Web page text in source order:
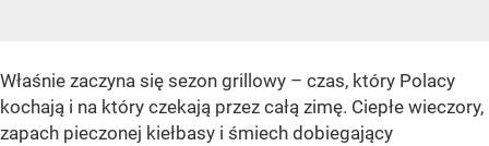
Właśnie zaczyna się sezon grillowy – czas, który Polacy
kochają i na który czekają przez całą zimę. Ciepłe wieczory,
zapach pieczonej kiełbasy i śmiech dobiegający